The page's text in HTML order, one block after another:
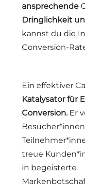
ansprechende
Dringlichkeit
kannst du die
Conversion-
Ein effektiver
Katalysator für
Conversion.Er
treue
in begeisterte